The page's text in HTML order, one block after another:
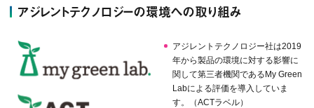
アジレントテクノロジーの環境への取り組み
アジレントテクノロジー社は2019
年から製品の環境に対する影響に
関して第三者機関であるMy Green
Labによる評価を導入していま
す。（ACTラベル）